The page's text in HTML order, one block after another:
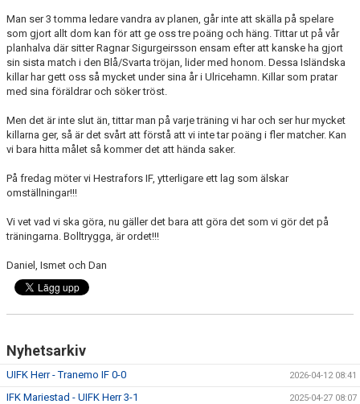
Man ser 3 tomma ledare vandra av planen, går inte att skälla på spelare
som gjort allt dom kan för att ge oss tre poäng och häng. Tittar ut på vår
planhalva där sitter Ragnar Sigurgeirsson ensam efter att kanske ha gjort
sin sista match i den Blå/Svarta tröjan, lider med honom. Dessa Isländska
killar har gett oss så mycket under sina år i Ulricehamn. Killar som pratar
med sina föräldrar och söker tröst.
Men det är inte slut än, tittar man på varje träning vi har och ser hur mycket
killarna ger, så är det svårt att förstå att vi inte tar poäng i fler matcher. Kan
vi bara hitta målet så kommer det att hända saker.
På fredag möter vi Hestrafors IF, ytterligare ett lag som älskar
omställningar!!!
Vi vet vad vi ska göra, nu gäller det bara att göra det som vi gör det på
träningarna. Bolltrygga, är ordet!!!
Daniel, Ismet och Dan
Nyhetsarkiv
UIFK Herr - Tranemo IF 0-0 2026-04-12 08:41
IFK Mariestad - UIFK Herr 3-1 2025-04-27 08:07